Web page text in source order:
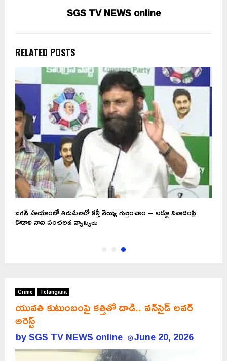
SGS TV NEWS online
RELATED POSTS
జగన్ హయాంలో తిరుమలలో కల్తీ నెయ్యి గుర్తించాం – లడ్డూ వివాదంపై
కొడాలి నాని సంచలన వ్యాఖ్యలు
Crime Telangana
యువతి కుటుంబంపై కత్తితో దాడి.. వన్‌సైడ్ లవర్
అరెస్ట్
bySGS TV NEWS online June 20, 2026